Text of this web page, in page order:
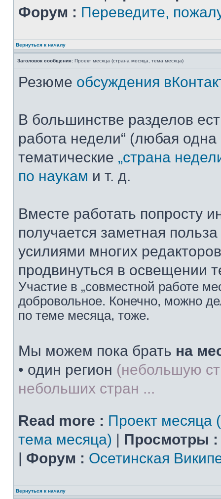
Форум : Переведите,
Вернуться к началу
Заголовок сообщения: Проект месяца (страна месяца, тема месяца)
Резюме обсуждения
В большинстве разделов
работа недели“ (любая одна
тематические „страна
по наукам и т. д.
Вместе работать попросту
получается заметная
усилиями многих
продвинуться в освещении
Участие в „совместной работе
добровольное. Конечно, можно
по теме месяца, тоже.
Мы можем пока брать на
• один регион (небольшую
небольших стран ...
Read more : Проект месяца
тема месяца) | Просмотры :
| Форум : Осетинская
Вернуться к началу